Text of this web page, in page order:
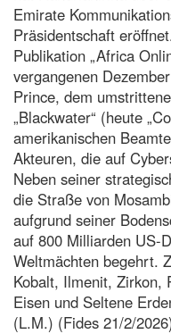
Emirate
Präsidentschaft
Publikation „Africa
vergangenen
Prince, dem
„Blackwater“ (heute
amerikanischen
Akteuren, die auf
Neben seiner
die Straße von
aufgrund seiner
auf 800 Milliarden US-
Weltmächten begehrt.
Kobalt, Ilmenit, Zirkon,
Eisen und Seltene
(L.M.) (Fides 21/2/